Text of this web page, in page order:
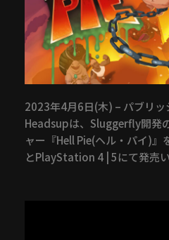
2023年4月6日(木) – パブリ
Headsupは、Sluggerfly開発
ャー『Hell Pie(ヘル・パイ)
とPlayStation 4 | 5にて発売い